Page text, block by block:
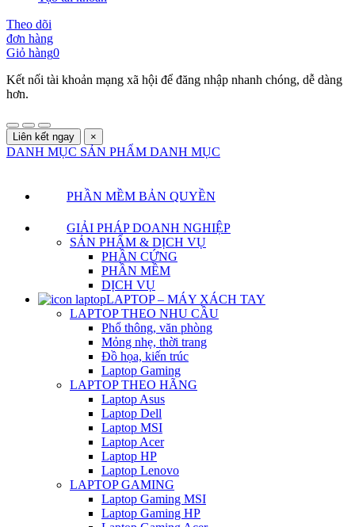
Theo dõi
đơn hàng
Giỏ hàng0
Kết nối tài khoản mạng xã hội để đăng nhập nhanh chóng, dễ dàng
hơn.
Liên kết ngay ×
DANH MỤC SẢN PHẨM DANH MỤC
PHẦN MỀM BẢN QUYỀN
GIẢI PHÁP DOANH NGHIỆP
SẢN PHẨM & DỊCH VỤ
PHẦN CỨNG
PHẦN MỀM
DỊCH VỤ
LAPTOP – MÁY XÁCH TAY
LAPTOP THEO NHU CẦU
Phổ thông, văn phòng
Mỏng nhẹ, thời trang
Đồ họa, kiến trúc
Laptop Gaming
LAPTOP THEO HÃNG
Laptop Asus
Laptop Dell
Laptop MSI
Laptop Acer
Laptop HP
Laptop Lenovo
LAPTOP GAMING
Laptop Gaming MSI
Laptop Gaming HP